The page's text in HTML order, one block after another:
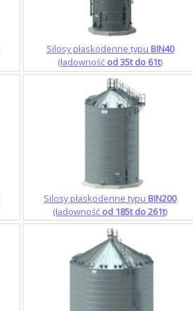
Silosy płaskodenne typu BIN40
(ładowność od 35t do 61t)
Silosy płaskodenne typu BIN200
(ładowność od 185t do 261t)